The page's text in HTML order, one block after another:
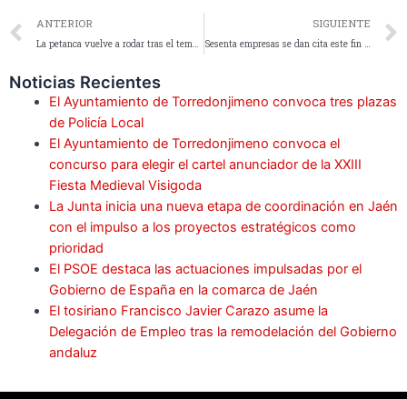
ANTERIOR SIGUIENTE
Noticias Recientes
El Ayuntamiento de Torredonjimeno convoca tres plazas
de Policía Local
El Ayuntamiento de Torredonjimeno convoca el
concurso para elegir el cartel anunciador de la XXIII
Fiesta Medieval Visigoda
La Junta inicia una nueva etapa de coordinación en Jaén
con el impulso a los proyectos estratégicos como
prioridad
El PSOE destaca las actuaciones impulsadas por el
Gobierno de España en la comarca de Jaén
El tosiriano Francisco Javier Carazo asume la
Delegación de Empleo tras la remodelación del Gobierno
andaluz